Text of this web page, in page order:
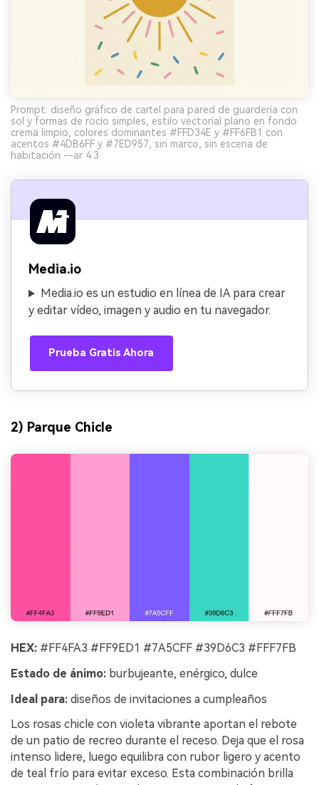
Prompt: diseño gráfico de cartel para pared de guardería con
sol y formas de rocío simples, estilo vectorial plano en fondo
crema limpio, colores dominantes #FFD34E y #FF6FB1 con
acentos #4DB6FF y #7ED957, sin marco, sin escena de
habitación --ar 4:3
Media.io
Media.io es un estudio en línea de IA para crear
y editar vídeo, imagen y audio en tu navegador.
Prueba Gratis Ahora
2) Parque Chicle
HEX: #FF4FA3 #FF9ED1 #7A5CFF #39D6C3 #FFF7FB
Estado de ánimo: burbujeante, enérgico, dulce
Ideal para: diseños de invitaciones a cumpleaños
Los rosas chicle con violeta vibrante aportan el rebote
de un patio de recreo durante el receso. Deja que el rosa
intenso lidere, luego equilibra con rubor ligero y acento
de teal frío para evitar exceso. Esta combinación brilla